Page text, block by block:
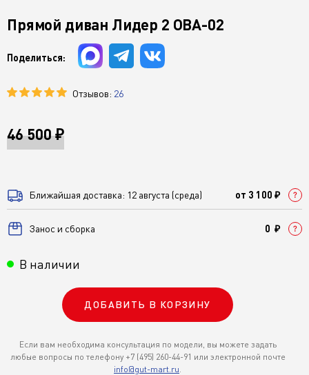
Прямой диван Лидер 2 ОВА-02
Поделиться:
Отзывов: 26
46 500 ₽
Ближайшая доставка: 12 августа (среда) от 3 100 ₽
Занос и сборка 0 ₽
В наличии
ДОБАВИТЬ В КОРЗИНУ
Если вам необходима консультация по модели, вы можете задать
любые вопросы по телефону +7 (495) 260-44-91 или электронной почте
info@gut-mart.ru.